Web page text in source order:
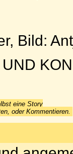
Bild:
eine Story
oder Kommentieren.